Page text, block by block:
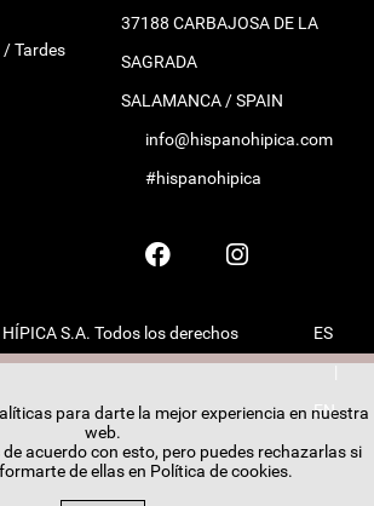
Tardes
37188 CARBAJOSA DE LA
SAGRADA
SALAMANCA / SPAIN
info@hispanohipica.com
#hispanohipica
S.A. Todos los derechos
ES
EN
para darte la mejor experiencia en nuestra
web.
acuerdo con esto, pero puedes rechazarlas si
de ellas en Política de cookies.